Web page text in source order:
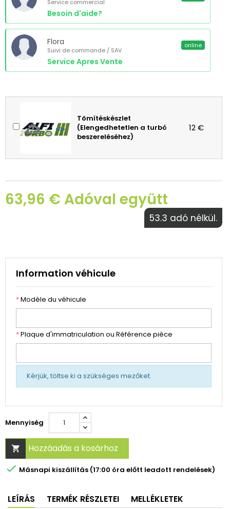
Service commercial
Besoin d'aide?
Flora
Suivi de commande / SAV
Service Apres Vente
online
Tömítéskészlet
(Elengedhetetlen a turbó
beszereléséhez)
12 €
63,96 € Adóval együtt
53.3 adó nélkül.
Information véhicule
*Modèle du véhicule
*Plaque d'immatriculation ou Référence pièce
Kérjük, töltse ki a szükséges mezőket.
Mennyiség
 Hozzáadás a kosárhoz
 Másnapi kiszállítás (17:00 óra előtt leadott rendelések)
LEÍRÁS TERMÉK RÉSZLETEI MELLÉKLETEK